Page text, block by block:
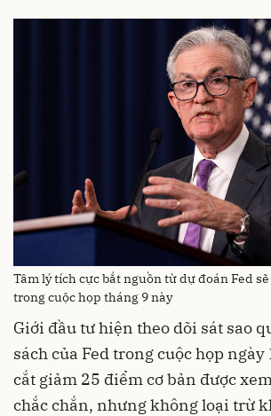
Tâm lý tích cực bắt nguồn từ dự đoán Fed
trong cuộc họp tháng 9 này
Giới đầu tư hiện theo dõi sát sao
sách của Fed trong cuộc họp
cắt giảm 25 điểm cơ bản được
chắc chắn, nhưng không loại trừ